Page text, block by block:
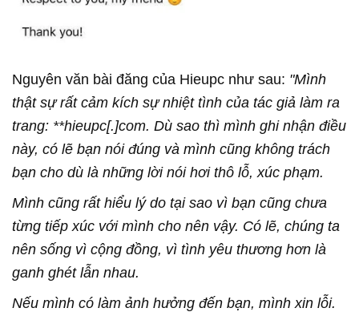
Nguyên văn bài đăng của Hieupc như sau: "Mình
thật sự rất cảm kích sự nhiệt tình của tác giả làm ra
trang: **hieupc[.]com. Dù sao thì mình ghi nhận điều
này, có lẽ bạn nói đúng và mình cũng không trách
bạn cho dù là những lời nói hơi thô lỗ, xúc phạm.
Mình cũng rất hiểu lý do tại sao vì bạn cũng chưa
từng tiếp xúc với mình cho nên vậy. Có lẽ, chúng ta
nên sống vì cộng đồng, vì tình yêu thương hơn là
ganh ghét lẫn nhau.
Nếu mình có làm ảnh hưởng đến bạn, mình xin lỗi.